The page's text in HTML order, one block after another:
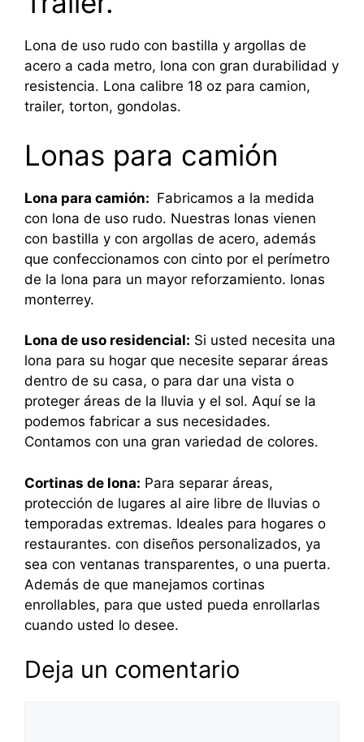
Lona de uso rudo con bastilla y argollas de
acero a cada metro, lona con gran durabilidad y
resistencia. Lona calibre 18 oz para camion,
trailer, torton, gondolas.
Lonas para camión
Lona para camión: Fabricamos a la medida
con lona de uso rudo. Nuestras lonas vienen
con bastilla y con argollas de acero, además
que confeccionamos con cinto por el perímetro
de la lona para un mayor reforzamiento. lonas
monterrey.
Lona de uso residencial: Si usted necesita una
lona para su hogar que necesite separar áreas
dentro de su casa, o para dar una vista o
proteger áreas de la lluvia y el sol. Aquí se la
podemos fabricar a sus necesidades.
Contamos con una gran variedad de colores.
Cortinas de lona: Para separar áreas,
protección de lugares al aire libre de lluvias o
temporadas extremas. Ideales para hogares o
restaurantes. con diseños personalizados, ya
sea con ventanas transparentes, o una puerta.
Además de que manejamos cortinas
enrollables, para que usted pueda enrollarlas
cuando usted lo desee.
Deja un comentario